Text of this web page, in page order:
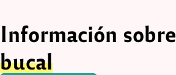
Información sobre
bucal